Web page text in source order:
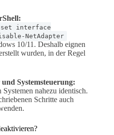
interface
NetAdapter
10/11. Deshalb eignen
wurden, in der Regel
Systemsteuerung:
nahezu identisch.
Schritte auch